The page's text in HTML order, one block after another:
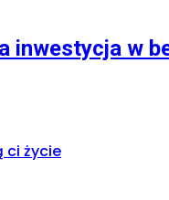
inwestycja w